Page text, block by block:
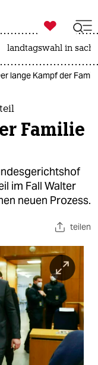

taz zahl ich
landtagswahl in
lange Kampf der
Familie
im Fall Walter
neuen Prozess.
teilen